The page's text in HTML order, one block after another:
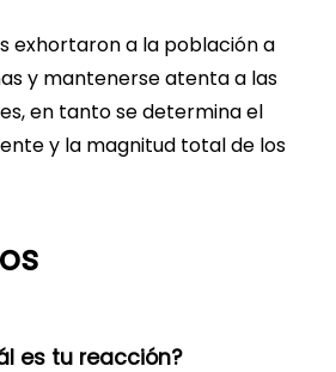
exhortaron a la población a
y mantenerse atenta a las
en tanto se determina el
y la magnitud total de los